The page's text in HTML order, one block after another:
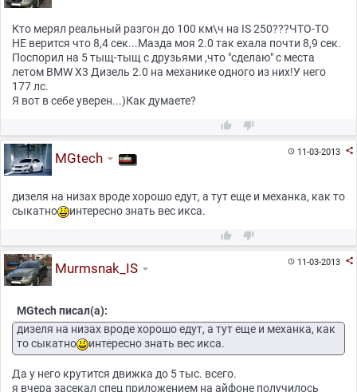
Кто мерял реальный разгон до 100 км\ч на IS 250???ЧТО-ТО
НЕ верится что 8,4 сек...Мазда моя 2.0 так ехала почти 8,9 сек.
Поспорил на 5 тыщ-тыщ с друзьями ,что "сделаю" с места
летом BMW X3 Дизель 2.0 на механике одного из них!У него
177 лс.
Я вот в себе уверен...)Как думаете?
 
11-03-2013 
MGtech
дизеля на низах вроде хорошо едут, а тут еще и механка, как то
сыкатно
интересно знать вес икса.
 
11-03-2013 
Murmsnak_IS
MGtech писал(а):
дизеля на низах вроде хорошо едут, а тут еще и механка, как
то сыкатно
интересно знать вес икса.
Да у него крутится движка до 5 тыс. всего.
я вчера засекал спец приложением на айфоне получилось